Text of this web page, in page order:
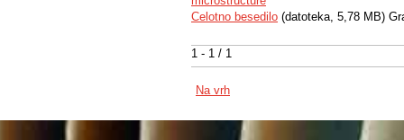
1 - 1 / 1
Celotno besedilo (datoteka, 5,78 MB)
Na vrh